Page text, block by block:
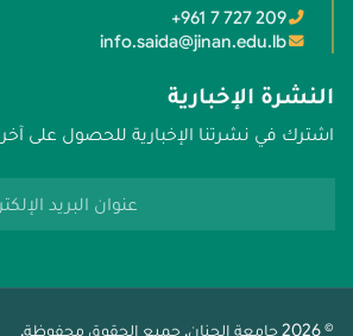
+961 7 727 209
info.saida@jinan.edu.lb
النشرة الإخبارية
اشترك في نشرتنا الإخبارية للحصول على آخر
© 2026 جامعة الجنان. جميع الحقوق محفوظة.